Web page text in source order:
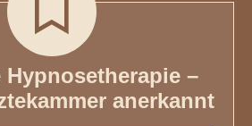
–
anerkannt